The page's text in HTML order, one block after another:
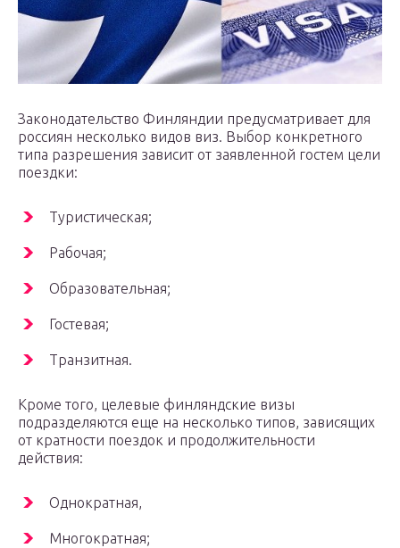
Законодательство Финляндии предусматривает для
россиян несколько видов виз. Выбор конкретного
типа разрешения зависит от заявленной гостем цели
поездки:
Туристическая;
Рабочая;
Образовательная;
Гостевая;
Транзитная.
Кроме того, целевые финляндские визы
подразделяются еще на несколько типов, зависящих
от кратности поездок и продолжительности
действия:
Однократная,
Многократная;